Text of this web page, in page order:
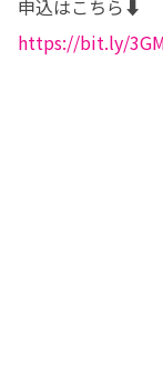
https://bit.ly/